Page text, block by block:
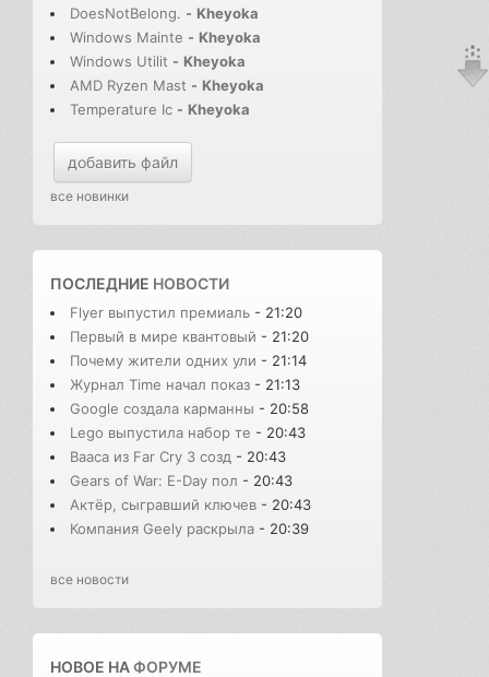
DoesNotBelong. - Kheyoka
Windows Mainte - Kheyoka
Windows Utilit - Kheyoka
AMD Ryzen Mast - Kheyoka
Temperature Ic - Kheyoka
добавить файл
все новинки
ПОСЛЕДНИЕ НОВОСТИ
Flyer выпустил премиаль - 21:20
Первый в мире квантовый - 21:20
Почему жители одних ули - 21:14
Журнал Time начал показ - 21:13
Google создала карманны - 20:58
Lego выпустила набор те - 20:43
Вааса из Far Cry 3 созд - 20:43
Gears of War: E-Day пол - 20:43
Актёр, сыгравший ключев - 20:43
Компания Geely раскрыла - 20:39
все новости
НОВОЕ НАФОРУМЕ